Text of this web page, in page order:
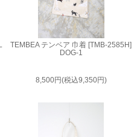
TEMBEA テンベア 巾着 [TMB-2585H]
DOG-1
8,500円(税込9,350円)